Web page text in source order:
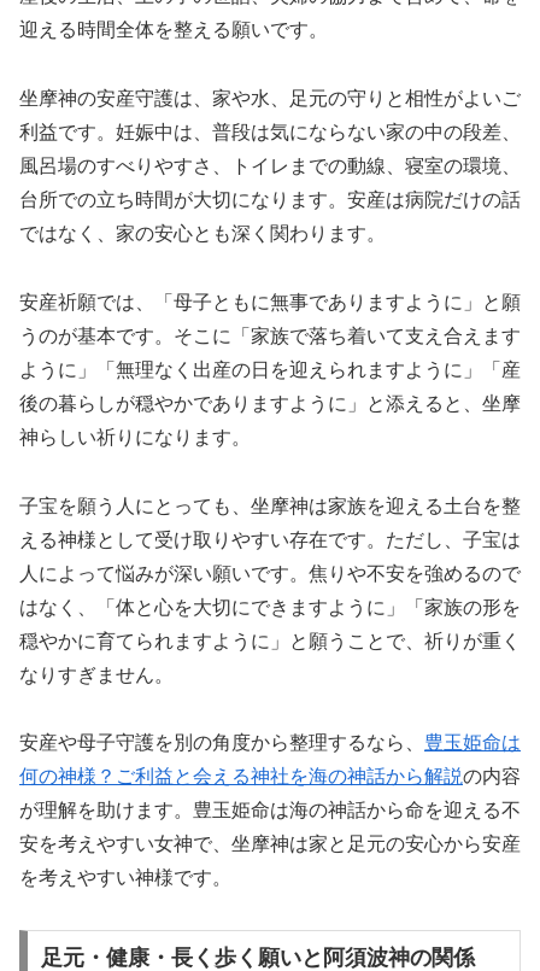
迎える時間全体を整える願いです。
坐摩神の安産守護は、家や水、足元の守りと相性がよいご
利益です。妊娠中は、普段は気にならない家の中の段差、
風呂場のすべりやすさ、トイレまでの動線、寝室の環境、
台所での立ち時間が大切になります。安産は病院だけの話
ではなく、家の安心とも深く関わります。
安産祈願では、「母子ともに無事でありますように」と願
うのが基本です。そこに「家族で落ち着いて支え合えます
ように」「無理なく出産の日を迎えられますように」「産
後の暮らしが穏やかでありますように」と添えると、坐摩
神らしい祈りになります。
子宝を願う人にとっても、坐摩神は家族を迎える土台を整
える神様として受け取りやすい存在です。ただし、子宝は
人によって悩みが深い願いです。焦りや不安を強めるので
はなく、「体と心を大切にできますように」「家族の形を
穏やかに育てられますように」と願うことで、祈りが重く
なりすぎません。
安産や母子守護を別の角度から整理するなら、 豊玉姫命は
何の神様？ご利益と会える神社を海の神話から解説の内容
が理解を助けます。豊玉姫命は海の神話から命を迎える不
安を考えやすい女神で、坐摩神は家と足元の安心から安産
を考えやすい神様です。
足元・健康・長く歩く願いと阿須波神の関係